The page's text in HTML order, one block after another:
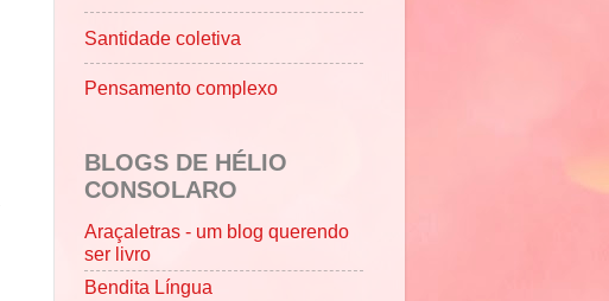
Santidade coletiva
Pensamento complexo
BLOGS DE HÉLIO
CONSOLARO
Araçaletras - um blog querendo
ser livro
Bendita Língua